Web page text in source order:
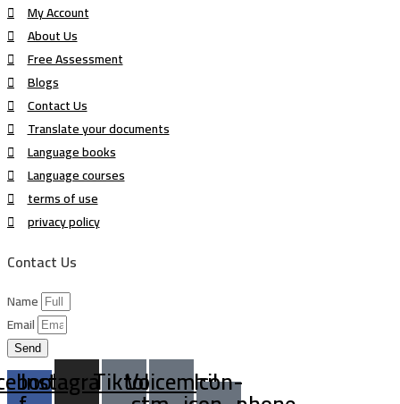
My Account
About Us
Free Assessment
Blogs
Contact Us
Translate your documents
Language books
Language courses
terms of use
privacy policy
Contact Us
Name
Email
Send
InstagramTiktokVoicemailIcon-